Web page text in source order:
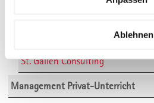
Ablehnen
St. Gallen Consulting
Management Privat-Unterricht